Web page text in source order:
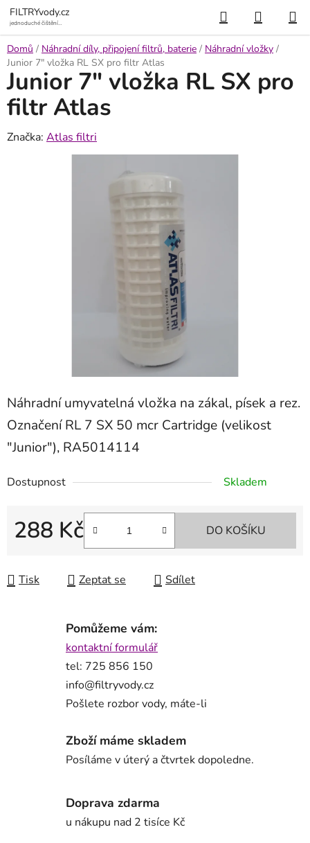
Přejít
na
obsah
FILTRYvody.cz
jednoduché čištění
Hledat
KOŠÍK
Domů / Náhradní díly, připojení filtrů, baterie / Náhradní vložky /
Junior 7" vložka RL SX pro filtr Atlas
Náhradní umyvatelná vložka na zákal, písek a rez.
Označení RL 7 SX 50 mcr Cartridge (velikost
"Junior"), RA5014114
Dostupnost Skladem
288 Kč DO KOŠÍKU
Tisk Zeptat se Sdílet
Junior 7" vložka RL SX pro
filtr Atlas
Značka: Atlas filtri
Pomůžeme vám:
kontaktní formulář
tel: 725 856 150
info@filtryvody.cz
Pošlete rozbor vody, máte-li
Zboží máme skladem
Posíláme v úterý a čtvrtek dopoledne.
Doprava zdarma
u nákupu nad 2 tisíce Kč